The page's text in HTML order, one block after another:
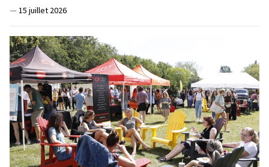
— 15 juillet 2026